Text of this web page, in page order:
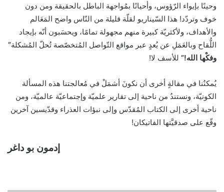
وحينًا بإيواء الرّؤوس، وأحيانًا بمُواجهة الباطل بالحقيقة ومن دون
خوف وتردّد! هذا السّيناريو لقلّة قليلة من النّاس واضح المَعَالم
والأهداف، ولأكثريّة كبيرة منهم مجهولة تمامًا، ويحسَبون أنّه بإيجاد
اللُّقاح وبالعَمَلِ عن بُعدٍ عبر مواقع التّواصل المُتخصّصة تُحلّ المُشكلة”
وفكْها الله!” للأسف لا!
يُمكنُنا في مقالةٍ أخرى أن نكونَ أشمَلْ في مُعالجتنا هذه المسألة
الكونيّة، ونستندُ من ناحية إلى تقارير علميّة وإجتماعيّة عالميّة، ومن
ناحية أخرى إلى الكتاب المُقدّس وإلى نبؤات العذراء وقدّيسين آخرين
وقّع على صدقيَّتها الفاتيكان!
إدمون بو داغر